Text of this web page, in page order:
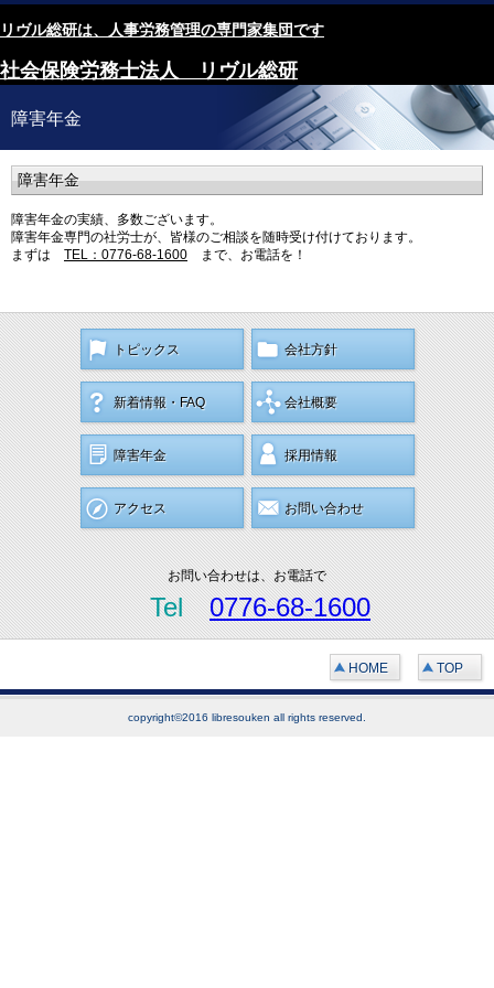
リヴル総研は、人事労務管理の専門家集団です
社会保険労務士法人 リヴル総研
障害年金
障害年金
障害年金の実績、多数ございます。
障害年金専門の社労士が、皆様のご相談を随時受け付けております。
まずは TEL：0776-68-1600 まで、お電話を！
トピックス 会社方針
新着情報・FAQ 会社概要
障害年金 採用情報
アクセス お問い合わせ
お問い合わせは、お電話で
Tel0776-68-1600
HOME TOP
copyright©2016 libresouken all rights reserved.